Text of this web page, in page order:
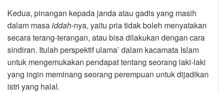
Kedua, pinangan kepada janda atau gadis yang masih
dalam masaiddah-nya, yaitu pria tidak boleh menyatakan
secara terang-terangan, atau bisa dilakukan dengan cara
sindiran. Itulah perspektif ulama’ dalam kacamata Islam
untuk mengemukakan pendapat tentang seorang laki-laki
yang ingin meminang seorang perempuan untuk dijadikan
istri yang halal.